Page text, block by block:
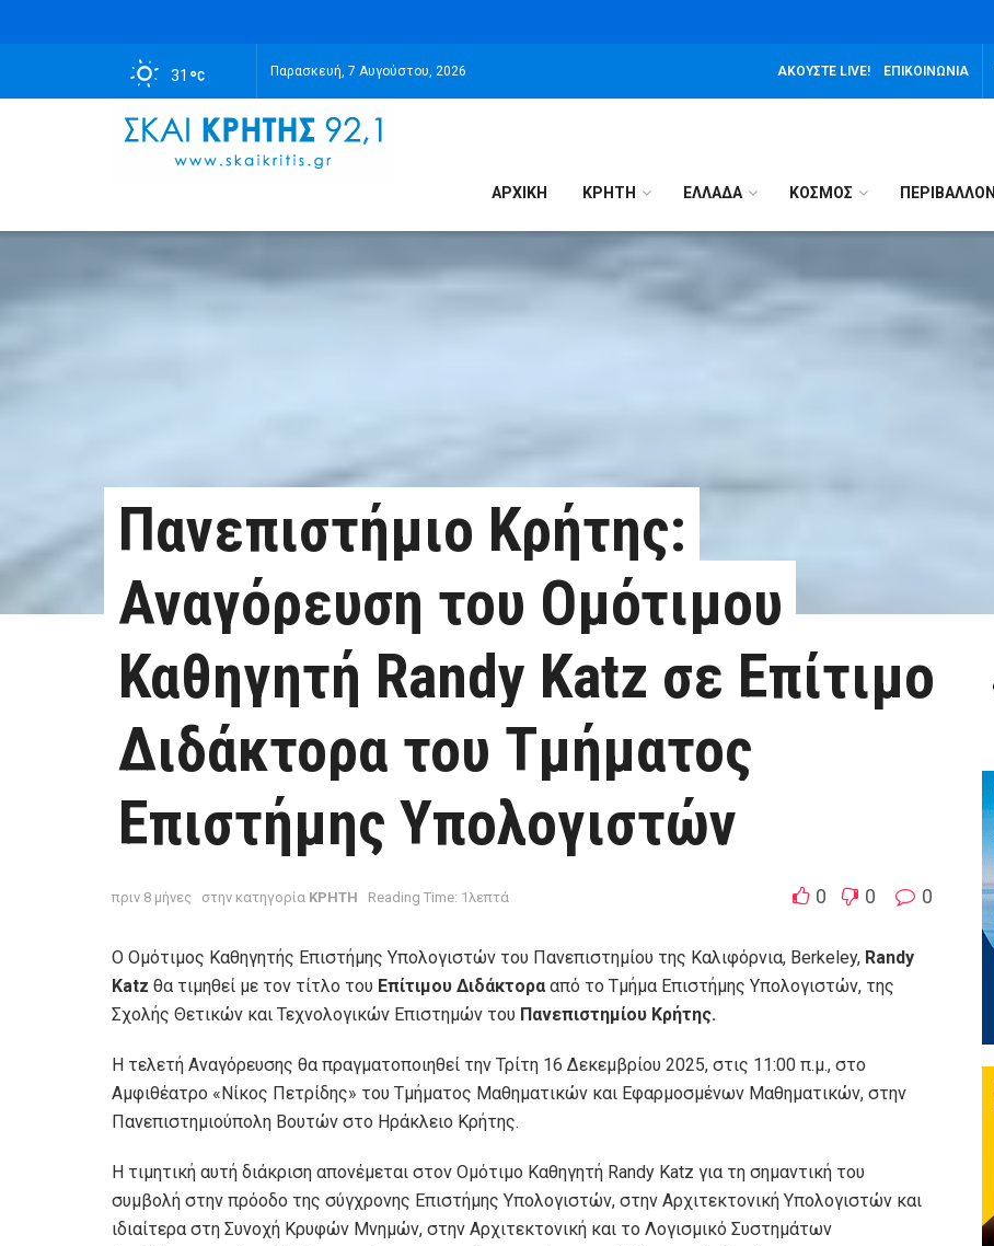
31 Παρασκευή, 7 Αυγούστου, 2026 ΑΚΟΎΣΤΕ LIVE! ΕΠΙΚΟΙΝΩΝΊΑ
ΑΡΧΙΚΉ ΚΡΗΤΗ ΕΛΛΑΔΑ ΚΟΣΜΟΣ ΠΕΡΙΒΑΛΛΟΝ
Πανεπιστήμιο Κρήτης:
Αναγόρευση του Ομότιμου
Καθηγητή Randy Katz σε Επίτιμο
Διδάκτορα του Τμήματος
Επιστήμης Υπολογιστών
πριν 8 μήνες στην κατηγορία ΚΡΗΤΗ Reading Time: 1λεπτά 0 0 0
Ο Ομότιμος Καθηγητής Επιστήμης Υπολογιστών του Πανεπιστημίου της Καλιφόρνια, Berkeley, Randy
Katz θα τιμηθεί με τον τίτλο του Επίτιμου Διδάκτορααπό το Τμήμα Επιστήμης Υπολογιστών, της
Σχολής Θετικών και Τεχνολογικών Επιστημών του Πανεπιστημίου Κρήτης.
Η τελετή Αναγόρευσης θα πραγματοποιηθεί την Τρίτη 16 Δεκεμβρίου 2025, στις 11:00 π.μ., στο
Αμφιθέατρο «Νίκος Πετρίδης» του Τμήματος Μαθηματικών και Εφαρμοσμένων Μαθηματικών, στην
Πανεπιστημιούπολη Βουτών στο Ηράκλειο Κρήτης.
Η τιμητική αυτή διάκριση απονέμεται στον Ομότιμο Καθηγητή Randy Katz για τη σημαντική του
συμβολή στην πρόοδο της σύγχρονης Επιστήμης Υπολογιστών, στην Αρχιτεκτονική Υπολογιστών και
ιδιαίτερα στη Συνοχή Κρυφών Μνημών, στην Αρχιτεκτονική και το Λογισμικό Συστημάτων